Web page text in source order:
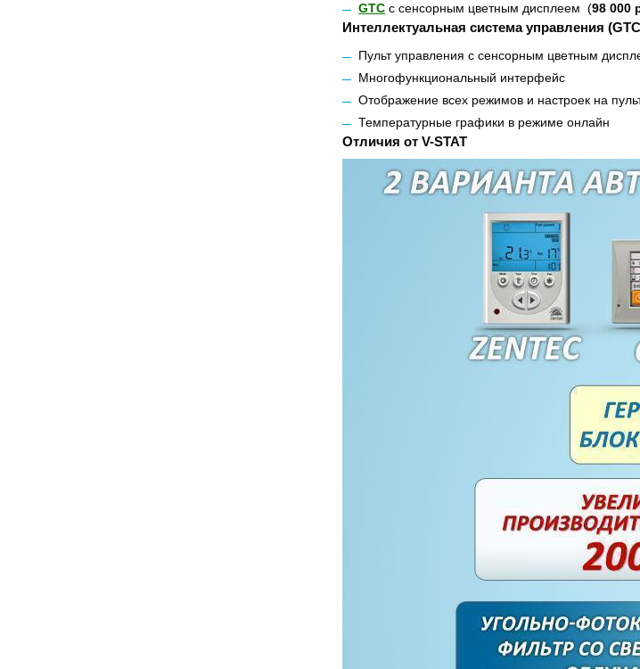
GTC с сенсорным цветным дисплеем (98 000
Интеллектуальная система управления
Пульт управления с сенсорным цветным
Многофункциональный интерфейс
Отображение всех режимов и настроек на
Температурные графики в режиме онлайн
Отличия от V-STAT